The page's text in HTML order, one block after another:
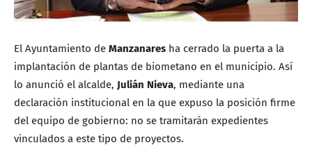
El Ayuntamiento de Manzanares ha cerrado la puerta a la
implantación de plantas de biometano en el municipio. Así
lo anunció el alcalde, Julián Nieva, mediante una
declaración institucional en la que expuso la posición firme
del equipo de gobierno: no se tramitarán expedientes
vinculados a este tipo de proyectos.